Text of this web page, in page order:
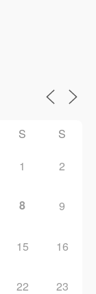
S S
1 2
8 9
15 16
22 23